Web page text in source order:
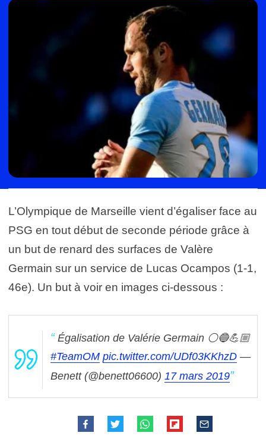
L’Olympique de Marseille vient d’égaliser face au
PSG en tout début de seconde période grâce à
un but de renard des surfaces de Valère
Germain sur un service de Lucas Ocampos (1-1,
46e). Un but à voir en images ci-dessous :
Égalisation de Valérie Germain ⚪️🔵💪🏼
#TeamOM pic.twitter.com/UDf03KKhzD —
Benett (@benett06600) 17 mars 2019